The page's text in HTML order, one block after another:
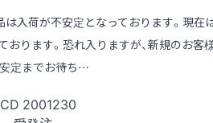
入荷が不安定となっております。現在
ります。恐れ入りますが、新規のお客
定までお待ち…
2001230